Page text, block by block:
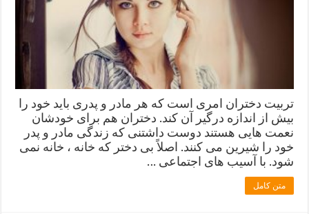
تربیت دختران امری است که هر مادر و پدری باید خود را
بیش از اندازه درگیر آن کند. دختران هم برای خودشان
نعمت هایی هستند دوست داشتنی که زندگی مادر و پدر
خود را شیرین می کنند. اصلاً بی دختر که خانه ، خانه نمی
شود. با آسیب های اجتماعی …
متن کامل